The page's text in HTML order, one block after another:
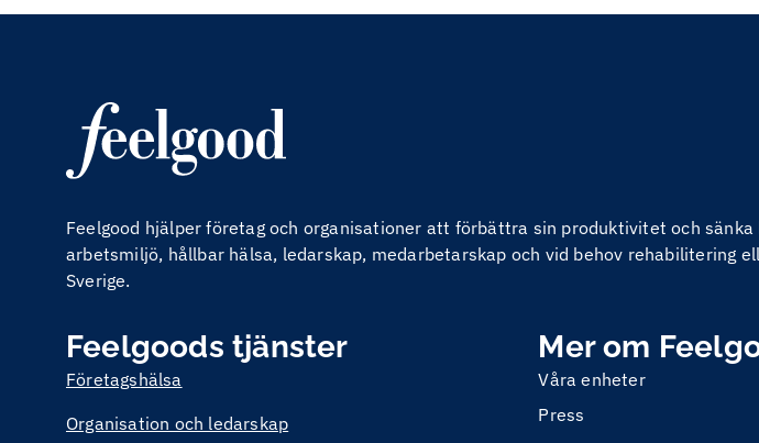
Feelgood hjälper företag och organisationer att förbättra sin produktivitet och
arbetsmiljö, hållbar hälsa, ledarskap, medarbetarskap och vid behov rehabilitering
Sverige.
Feelgoods tjänster
Företagshälsa
Organisation och ledarskap
Mer om
Våra enheter
Press